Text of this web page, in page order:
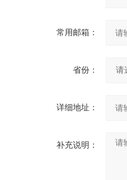
常用邮箱：
省份：
详细地址：
补充说明：